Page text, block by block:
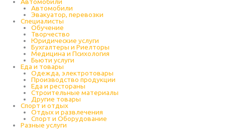
Автомобили
Автомобили
Эвакуатор, перевозки
Специалисты
Обучение
Творчество
Юридические услуги
Бухгалтеры и Риелторы
Медицина и Психология
Бьюти услуги
Еда и товары
Одежда, электротовары
Производство продукции
Еда и рестораны
Строительные материалы
Другие товары
Спорт и отдых
Отдых и развлечения
Спорт и Оборудование
Разные услуги